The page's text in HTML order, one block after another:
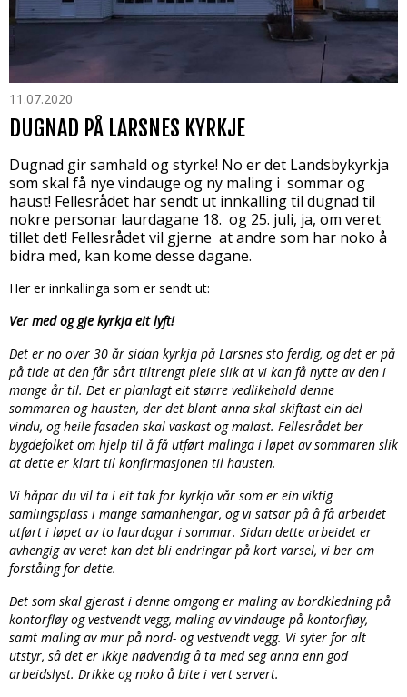
11.07.2020
DUGNAD PÅ LARSNES KYRKJE
Dugnad gir samhald og styrke! No er det Landsbykyrkja
som skal få nye vindauge og ny maling i sommar og
haust! Fellesrådet har sendt ut innkalling til dugnad til
nokre personar laurdagane 18. og 25. juli, ja, om veret
tillet det! Fellesrådet vil gjerne at andre som har noko å
bidra med, kan kome desse dagane.
Her er innkallinga som er sendt ut:
Ver med og gje kyrkja eit lyft!
Det er no over 30 år sidan kyrkja på Larsnes sto ferdig, og det er på
på tide at den får sårt tiltrengt pleie slik at vi kan få nytte av den i
mange år til. Det er planlagt eit større vedlikehald denne
sommaren og hausten, der det blant anna skal skiftast ein del
vindu, og heile fasaden skal vaskast og malast. Fellesrådet ber
bygdefolket om hjelp til å få utført malinga i løpet av sommaren slik
at dette er klart til konfirmasjonen til hausten.
Vi håpar du vil ta i eit tak for kyrkja vår som er ein viktig
samlingsplass i mange samanhengar, og vi satsar på å få arbeidet
utført i løpet av to laurdagar i sommar. Sidan dette arbeidet er
avhengig av veret kan det bli endringar på kort varsel, vi ber om
forståing for dette.
Det som skal gjerast i denne omgong er maling av bordkledning på
kontorfløy og vestvendt vegg, maling av vindauge på kontorfløy,
samt maling av mur på nord- og vestvendt vegg. Vi syter for alt
utstyr, så det er ikkje nødvendig å ta med seg anna enn god
arbeidslyst. Drikke og noko å bite i vert servert.